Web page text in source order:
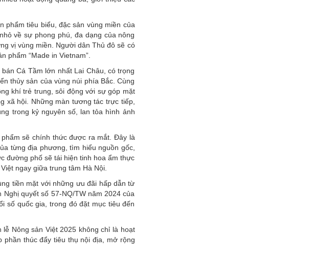
phẩm tiêu biểu, đặc sản vùng miền của
về sự phong phú, đa dạng của nông
vị vùng miền. Người dân Thủ đô sẽ có
“Made in Vietnam”.
Cá Tầm lớn nhất Lai Châu, có trọng
thủy sản của vùng núi phía Bắc. Cùng
khí trẻ trung, sôi động với sự góp mặt
xã hội. Những màn tương tác trực tiếp,
trong kỷ nguyên số, lan tỏa hình ảnh
sẽ chính thức được ra mắt. Đây là
từng địa phương, tìm hiểu nguồn gốc,
đường phố sẽ tái hiện tinh hoa ẩm thực
ngay giữa trung tâm Hà Nội.
tiền mặt với những ưu đãi hấp dẫn từ
quyết số 57-NQ/TW năm 2024 của
số quốc gia, trong đó đặt mục tiêu đến
lễ Nông sản Việt 2025 không chỉ là hoạt
phần thúc đẩy tiêu thụ nội địa, mở rộng